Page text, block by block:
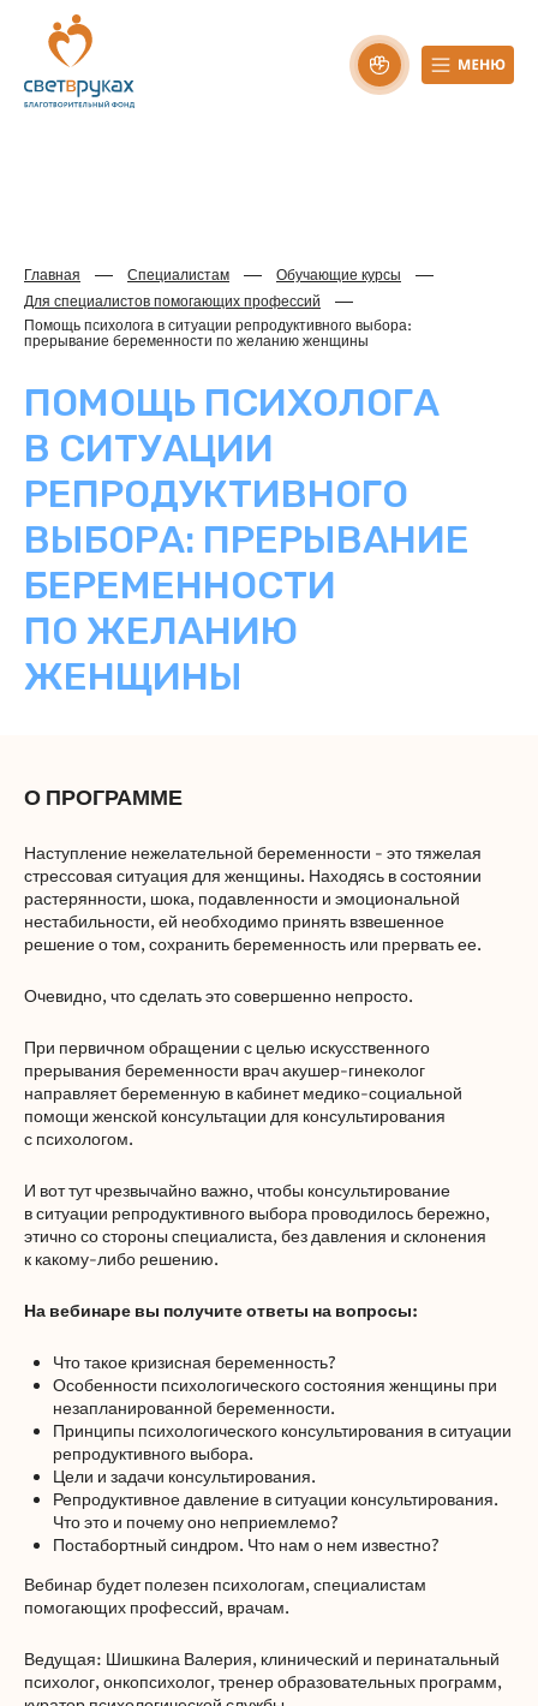
Главная Специалистам
Обучающие курсы
Для специалистов помогающих профессий
Помощь психолога в ситуации репродуктивного выбора:
прерывание беременности по желанию женщины
ПОМОЩЬ ПСИХОЛОГА
В СИТУАЦИИ
РЕПРОДУКТИВНОГО
ВЫБОРА: ПРЕРЫВАНИЕ
БЕРЕМЕННОСТИ
ПО ЖЕЛАНИЮ
ЖЕНЩИНЫ
О ПРОГРАММЕ
Наступление нежелательной беременности - это тяжелая
стрессовая ситуация для женщины. Находясь в состоянии
растерянности, шока, подавленности и эмоциональной
нестабильности, ей необходимо принять взвешенное
решение о том, сохранить беременность или прервать ее.
Очевидно, что сделать это совершенно непросто.
При первичном обращении с целью искусственного
прерывания беременности врач акушер-гинеколог
направляет беременную в кабинет медико-социальной
помощи женской консультации для консультирования
с психологом.
И вот тут чрезвычайно важно, чтобы консультирование
в ситуации репродуктивного выбора проводилось бережно,
этично со стороны специалиста, без давления и склонения
к какому-либо решению.
На вебинаре вы получите ответы на вопросы:
Что такое кризисная беременность?
Особенности психологического состояния женщины при
незапланированной беременности.
Принципы психологического консультирования в ситуации
репродуктивного выбора.
Цели и задачи консультирования.
Репродуктивное давление в ситуации консультирования.
Что это и почему оно неприемлемо?
Постабортный синдром. Что нам о нем известно?
Вебинар будет полезен психологам, специалистам
помогающих профессий, врачам.
Ведущая: Шишкина Валерия, клинический и перинатальный
психолог, онкопсихолог, тренер образовательных программ,